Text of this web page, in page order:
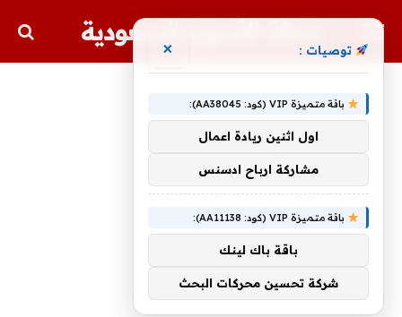
مجلة الأسهم السعودية
توصيات : ×
باقة متميزة VIP (كود: AA38045):
اول اثنين ريادة اعمال
مشاركة ارباح ادسنس
باقة متميزة VIP (كود: AA11138):
باقة باك لينك
شركة تحسين محركات البحث